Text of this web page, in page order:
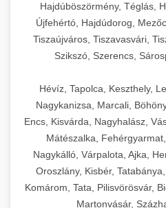
Ipari
chef-
Biztonságos kezelést
és kapcsolók védelmet
chef-
kereskedelmi
feldolgozógépeken
mixerek) át egészen a
berendezésekig,
kiegészítő eszközökig
megfelelő
konyha optimális
megtervezésében,
üzembe helyezés
garancia, gyors szerviz
támogatás biztosítja
vállalkozása
Hajdúböszörmény, Téglás,
Újfehértó, Hajdúdorog,
Tiszaújváros, Tiszavasvári,
Szikszó, Szerencs,
Hévíz, Tapolca, Keszthely,
Nagykanizsa, Marcali,
Encs, Kisvárda, Nagyhalász,
Mátészalka,
Nagykálló, Várpalota, Ajka,
Oroszlány, Kisbér,
Komárom, Tata, Pilisvörösvár,
Martonvásár,